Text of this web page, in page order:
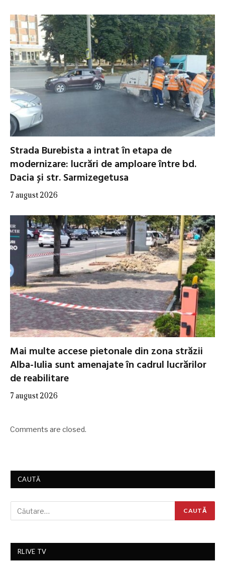
Strada Burebista a intrat în etapa de
modernizare: lucrări de amploare între bd.
Dacia și str. Sarmizegetusa
7 august 2026
Mai multe accese pietonale din zona străzii
Alba-Iulia sunt amenajate în cadrul lucrărilor
de reabilitare
7 august 2026
Comments are closed.
CAUTĂ
RLIVE TV